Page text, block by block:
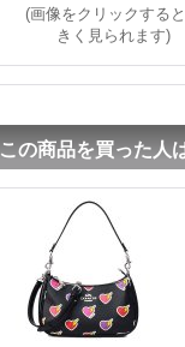
(画像をクリックする
きく見られます)
この商品を買った人